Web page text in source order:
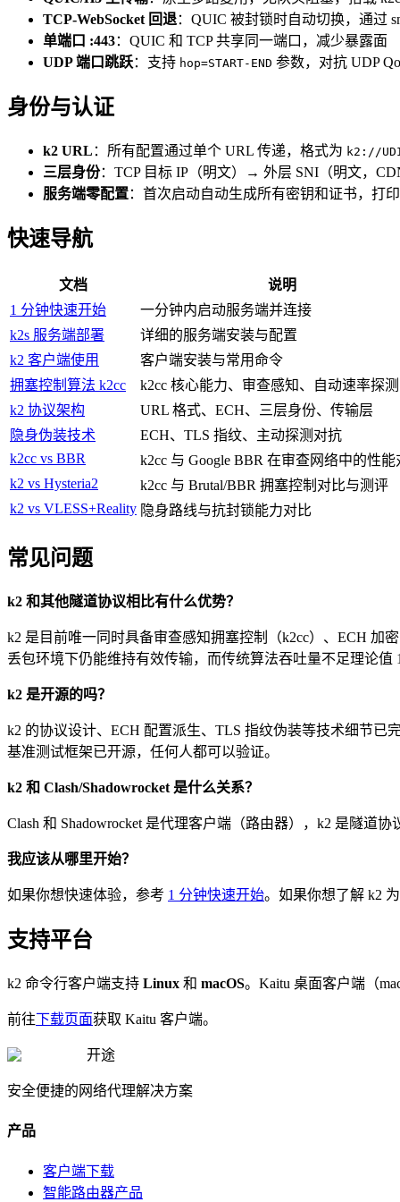
TCP-WebSocket 回退：QUIC 被封锁时自动切换，通过
单端口 :443：QUIC 和 TCP 共享同一端口，减少暴露面
UDP 端口跳跃：支持 hop=START-END 参数，对抗 UDP
身份与认证
k2 URL ：所有配置通过单个 URL 传递，格式为 k2://
三层身份：TCP 目标 IP（明文）→ 外层 SNI（明文，
服务端零配置：首次启动自动生成所有密钥和证书，打
快速导航
文档
说明
1 分钟快速开始
一分钟内启动服务端并连接
k2s 服务端部署
详细的服务端安装与配置
k2 客户端使用
客户端安装与常用命令
拥塞控制算法 k2cc
k2cc 核心能力、审查感知、自动速率探测
k2 协议架构
URL 格式、ECH、三层身份、传输层
隐身伪装技术
ECH、TLS 指纹、主动探测对抗
k2cc vs BBR
k2cc 与 Google BBR 在审查网络中的性能
k2 vs Hysteria2
k2cc 与 Brutal/BBR 拥塞控制对比与测评
k2 vs VLESS+Reality 隐身路线与抗封锁能力对比
常见问题
k2 和其他隧道协议相比有什么优势？
k2 是目前唯一同时具备审查感知拥塞控制（k2cc）、ECH 加
丢包环境下仍能维持有效传输，而传统算法吞吐量不足理论值
k2 是开源的吗？
k2 的协议设计、ECH 配置派生、TLS 指纹伪装等技术细节已
基准测试框架已开源，任何人都可以验证。
k2 和 Clash/Shadowrocket 是什么关系？
Clash 和 Shadowrocket 是代理客户端（路由器），k2 是隧道
我应该从哪里开始？
如果你想快速体验，参考 1 分钟快速开始。如果你想了解 k2
支持平台
k2 命令行客户端支持 Linux 和 macOS。Kaitu 桌面客户端（
前往下载页面获取 Kaitu 客户端。
开途
安全便捷的网络代理解决方案
产品
客户端下载
智能路由器产品